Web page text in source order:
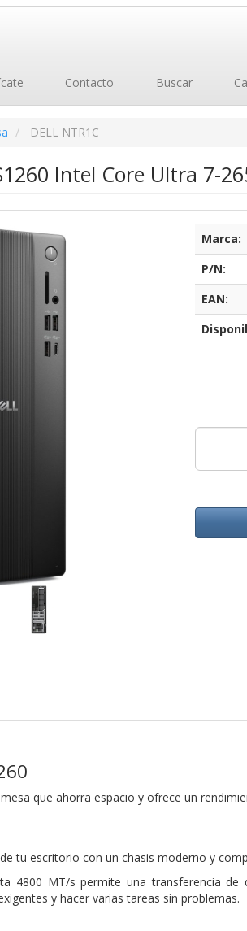
Contacto Buscar
DELL NTR1C
Intel Core Ultra 7-
Marca:
P/N:
EAN:
que ahorra espacio y ofrece un
tu escritorio con un chasis moderno y
4800 MT/s permite una transferencia de
y hacer varias tareas sin problemas.